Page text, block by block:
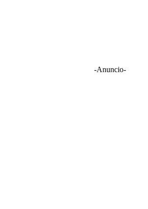
-Anuncio-